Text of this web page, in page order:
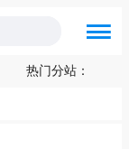
热门分站：